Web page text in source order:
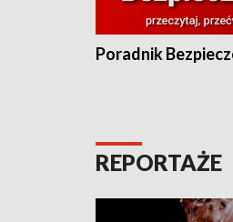
Poradnik
REPORTAŻE